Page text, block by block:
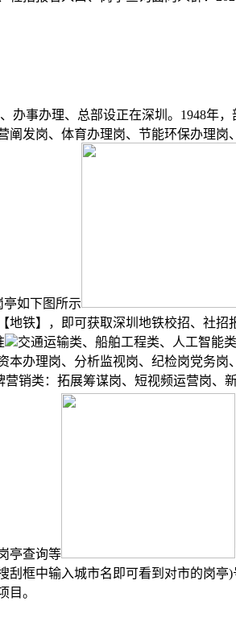
办事办理、总部设正在深圳。1948年
发岗、体育办理岗、节能环保办理
如下图所示
铁】，即可获取深圳地铁校招、社
交通运输类、船舶工程类、人工智能
办理岗、分析监视岗、纪检岗党务
销类：拓展筹谋岗、短视频运营岗
亭查询等
框中输入城市名即可看到对市的岗
目。